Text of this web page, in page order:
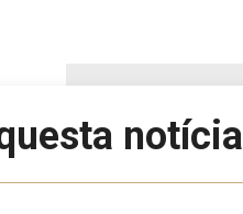
notícia